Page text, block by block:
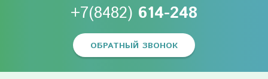
+7(8482) 614-248
ОБРАТНЫЙ ЗВОНОК